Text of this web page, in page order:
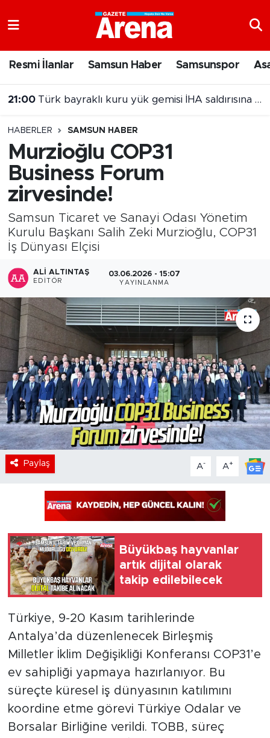
Resmi İlanlar Samsun Haber Samsunspor
21:00 Türk bayraklı kuru yük gemisi İHA saldırısına uğradı
HABERLER SAMSUN HABER
Murzioğlu COP31
Business Forum
zirvesinde!
Samsun Ticaret ve Sanayi Odası Yönetim
Kurulu Başkanı Salih Zeki Murzioğlu, COP31
İş Dünyası Elçisi
ALI ALTINTAŞ
EDITÖR
03.06.2026 - 15:07
YAYINLANMA
Paylaş A- A+
Büyükbaş hayvanlar
artık dijital olarak
takip edilebilecek
Türkiye, 9-20 Kasım tarihlerinde
Antalya’da düzenlenecek Birleşmiş
Milletler İklim Değişikliği Konferansı COP31’e
ev sahipliği yapmaya hazırlanıyor. Bu
süreçte küresel iş dünyasının katılımını
koordine etme görevi Türkiye Odalar ve
Borsalar Birliğine verildi. TOBB, süreç
Samsun Namaz Vakitleri
Süper Lig Puan Durumu ve Fikstür
Tüm Manşetler
Son Dakika Haberleri